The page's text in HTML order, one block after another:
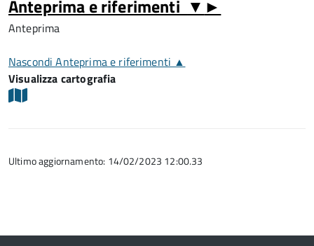
Anteprima e riferimenti ▼ ►
Anteprima
Nascondi Anteprima e riferimenti ▲
Visualizza cartografia
Ultimo aggiornamento: 14/02/2023 12:00.33